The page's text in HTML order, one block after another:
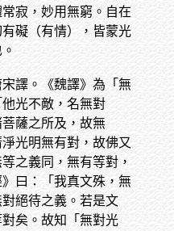
寂，妙用無窮。自在
礙（有情），皆蒙光
宋譯。《魏譯》為「無
光不敵，名無對
薩之所及，故無
光明無有對，故佛又
之義同，無有等對，
曰：「我真文殊，無
絕待之義。若是文
矣。故知「無對光